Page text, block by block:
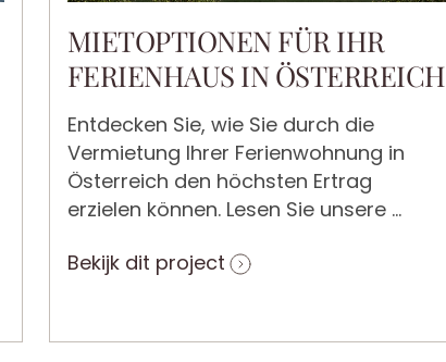
MIETOPTIONEN FÜR IHR
FERIENHAUS IN ÖSTERREICH
Entdecken Sie, wie Sie durch die
Vermietung Ihrer Ferienwohnung in
Österreich den höchsten Ertrag
erzielen können. Lesen Sie unsere ...
Bekijk dit project